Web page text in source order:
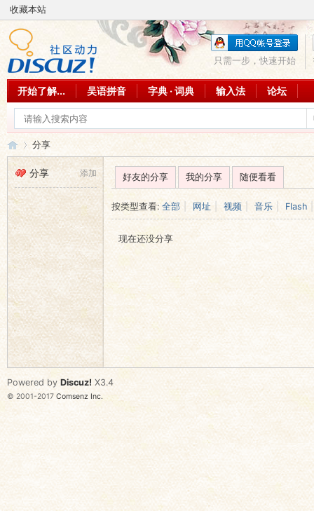
收藏本站
只需一步，快速开始
开始了解... 吴语拼音 字典 · 词典 输入法 论坛
吴
语
›
分享
添加
分享 好友的分享 我的分享 随便看看
按类型查看: 全部 网址 视频 音乐 Flash |
现在还没分享
Powered by Discuz! X3.4
© 2001-2017 Comsenz Inc.